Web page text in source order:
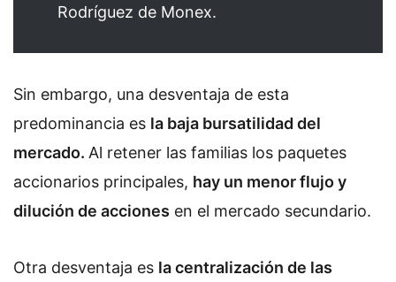
Rodríguez de Monex.
Sin embargo, una desventaja de esta
predominancia es la baja bursatilidad del
mercado. Al retener las familias los paquetes
accionarios principales, hay un menor flujo y
dilución de acciones en el mercado secundario.
Otra desventaja es la centralización de las